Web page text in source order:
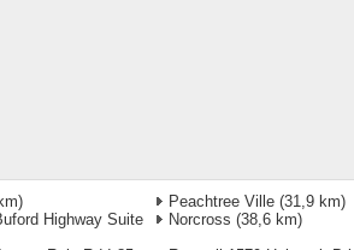
Peachtree Ville (31,9 km)
Highway Suite
Norcross (38,6 km)